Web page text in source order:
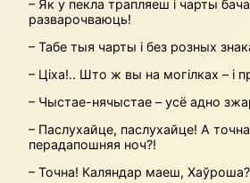
– Як у пекла трапляеш і чарты
разварочваюць!
– Табе тыя чарты і без розных
– Ціха!.. Што ж вы на могілках – і
– Чыстае-нячыстае – усё адно
– Паслухайце, паслухайце! А
перадапошняя ноч?!
– Точна! Каляндар маеш,